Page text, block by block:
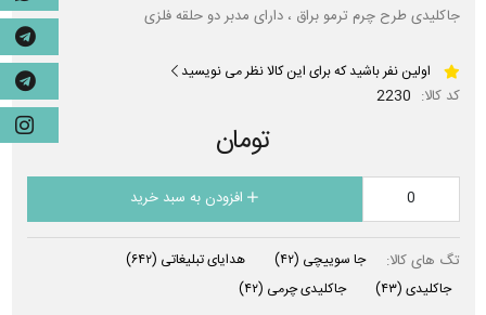
جاکلیدی طرح چرم ترمو براق ، دارای مدبر دو حلقه فلزی
اولین نفر باشید که برای این کالا نظر می نویسید
کد کالا: 2230
تومان
افزودن به سبد خرید
تگ های کالا: جا سوییچی (۴۲) هدایای تبلیغاتی (۶۴۲)
جاکلیدی (۴۳) جاکلیدی چرمی (۴۲)